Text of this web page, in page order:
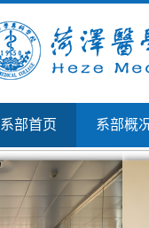
系部首页 系部概